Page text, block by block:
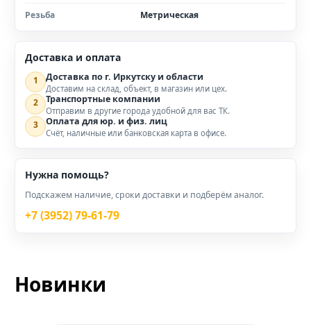
Резьба Метрическая
Доставка и оплата
1 Доставка по г. Иркутску и области
Доставим на склад, объект, в магазин или цех.
2 Транспортные компании
Отправим в другие города удобной для вас ТК.
3 Оплата для юр. и физ. лиц
Счёт, наличные или банковская карта в офисе.
Нужна помощь?
Подскажем наличие, сроки доставки и подберём аналог.
+7 (3952) 79-61-79
Новинки